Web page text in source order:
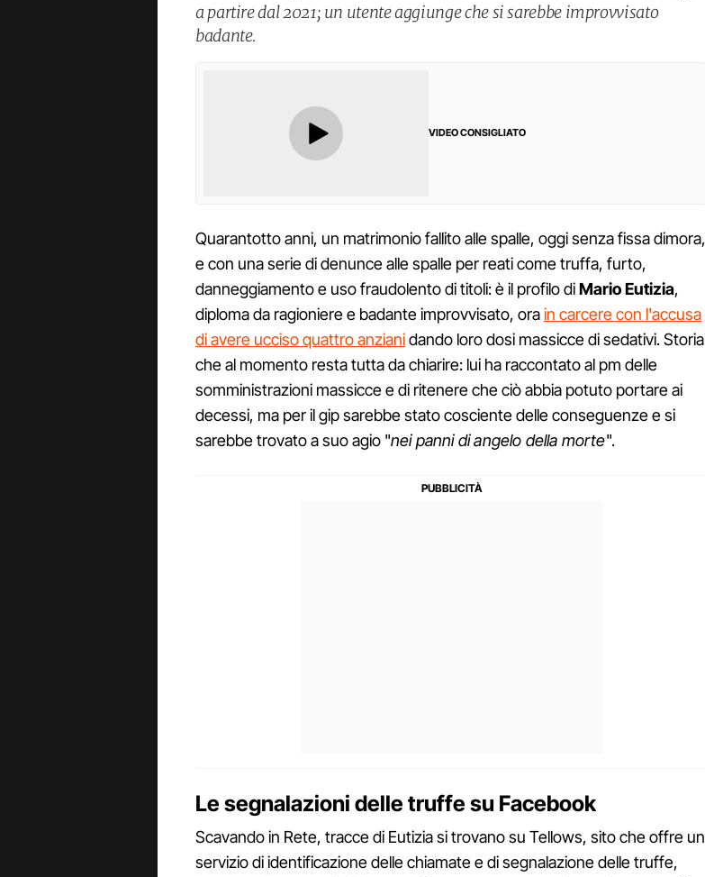
a partire dal 2021; un utente aggiunge che si sarebbe improvvisato
badante.
VIDEO CONSIGLIATO
Quarantotto anni, un matrimonio fallito alle spalle, oggi senza fissa dimora,
e con una serie di denunce alle spalle per reati come truffa, furto,
danneggiamento e uso fraudolento di titoli: è il profilo diMario Eutizia,
diploma da ragioniere e badante improvvisato, orain carcere con l'accusa
di avere ucciso quattro anzianidando loro dosi massicce di sedativi. Storia
che al momento resta tutta da chiarire: lui ha raccontato al pm delle
somministrazioni massicce e di ritenere che ciò abbia potuto portare ai
decessi, ma per il gip sarebbe stato cosciente delle conseguenze e si
sarebbe trovato a suo agio "nei panni di angelo della morte".
Le segnalazioni delle truffe su Facebook
Scavando in Rete, tracce di Eutizia si trovano su Tellows, sito che offre un
servizio di identificazione delle chiamate e di segnalazione delle truffe,